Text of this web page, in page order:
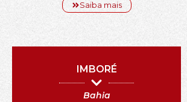
Saiba mais
IMBORÉ
Bahia